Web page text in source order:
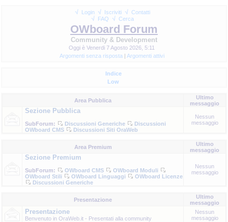
Login Iscriviti
Contatti
FAQ
Cerca
OWboard Forum
Community & Development
Oggi è Venerdi 7 Agosto 2026, 5:11
Argomenti senza risposta | Argomenti attivi
Indice
Low
Area Pubblica
Ultimo
messaggio
Sezione Pubblica
SubForum: Discussioni Generiche
Discussioni
OWboard CMS
Discussioni Siti OraWeb
Nessun
messaggio
Area Premium
Ultimo
messaggio
Sezione Premium
SubForum: OWboard CMS
OWboard Moduli
OWboard Stili
OWboard Linguaggi
OWboard Licenze
Discussioni Generiche
Nessun
messaggio
Presentazione
Ultimo
messaggio
Presentazione
Benvenuto in OraWeb.it - Presentati alla community
Nessun
messaggio